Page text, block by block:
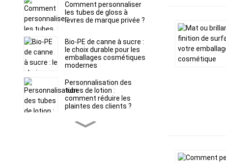
Comment personnaliser
les tubes de gloss à
lèvres de marque privée ?
Bio-PE de canne à sucre :
le choix durable pour les
emballages cosmétiques
modernes
Personnalisation des
tubes de lotion :
comment réduire les
plaintes des clients ?
Tubes souples ABL vs